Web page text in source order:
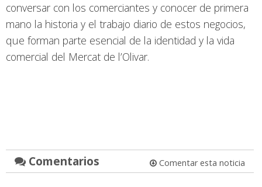
conversar con los comerciantes y conocer de primera
mano la historia y el trabajo diario de estos negocios,
que forman parte esencial de la identidad y la vida
comercial del Mercat de l’Olivar.
Comentarios Comentar esta noticia